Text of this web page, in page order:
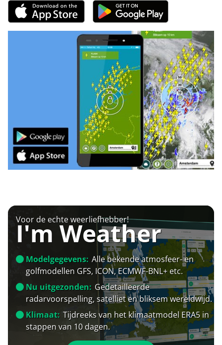
Voor de echte weerliefhebber!
I'm Weather
Modelgegevens: Alle bekende atmosfeer- en
golfmodellen GFS, ICON, ECMWF-BNL+ etc.
Nu uitgezonden: Gedetailleerde
radarvoorspelling, satelliet en bliksem wereldwijd.
Klimaat: Tijdreeks van het klimaatmodel ERA5 in
stappen van 10 dagen.